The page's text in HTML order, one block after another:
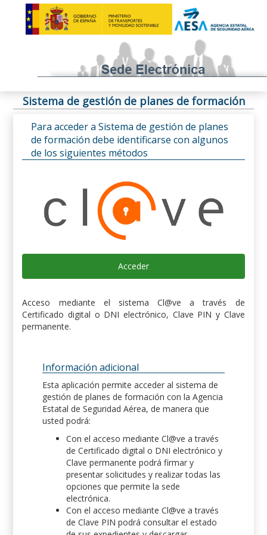
Sistema de gestión de planes de formación
Para acceder a Sistema de gestión de planes
de formación debe identificarse con algunos
de los siguientes métodos
Acceder
Acceso mediante el sistema Cl@ve a través de
Certificado digital o DNI electrónico, Clave PIN y Clave
permanente.
Información adicional
Esta aplicación permite acceder al sistema de
gestión de planes de formación con la Agencia
Estatal de Seguridad Aérea, de manera que
usted podrá:
Con el acceso mediante Cl@ve a través
de Certificado digital o DNI electrónico y
Clave permanente podrá firmar y
presentar solicitudes y realizar todas las
opciones que permite la sede
electrónica.
Con el acceso mediante Cl@ve a través
de Clave PIN podrá consultar el estado